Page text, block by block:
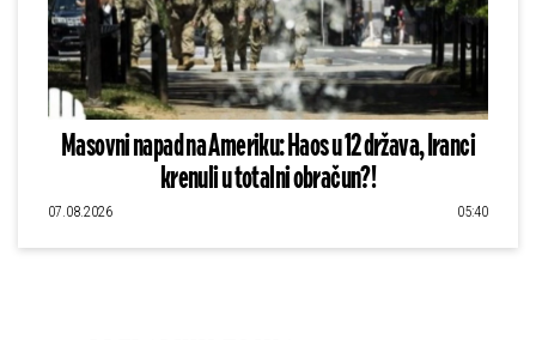
Masovni napad na Ameriku: Haos u 12 država, Iranci
krenuli u totalni obračun?!
07.08.2026 05:40